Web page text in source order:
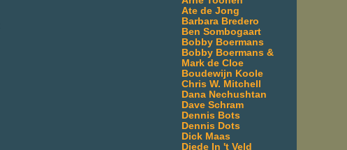
Ate de Jong
Barbara Bredero
Ben Sombogaart
Bobby Boermans
Bobby Boermans &
Mark de Cloe
Boudewijn Koole
Chris W. Mitchell
Dana Nechushtan
Dave Schram
Dennis Bots
Dennis Dots
Dick Maas
Diede In 't Veld